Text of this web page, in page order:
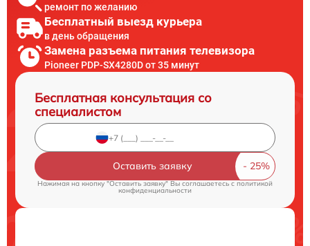
ремонт по желанию
Бесплатный выезд курьера
в день обращения
Замена разъема питания телевизора
Pioneer PDP-SX4280D от 35 минут
Бесплатная консультация со
специалистом
Оставить заявку
Нажимая на кнопку "Оставить заявку" Вы соглашаетесь cполитикой
конфиденциальности